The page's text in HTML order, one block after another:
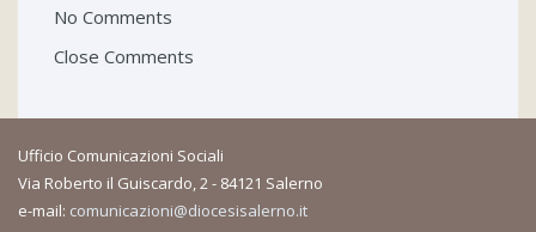
No Comments
Close Comments
Ufficio Comunicazioni Sociali
Via Roberto il Guiscardo, 2 - 84121 Salerno
e-mail: comunicazioni@diocesisalerno.it